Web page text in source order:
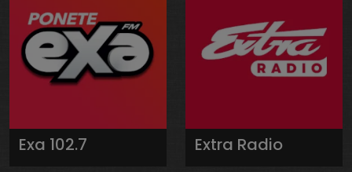
Exa 102.7 Extra Radio